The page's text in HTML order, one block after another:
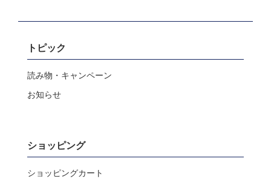
トピック
読み物・キャンペーン
お知らせ
ショッピング
ショッピングカート